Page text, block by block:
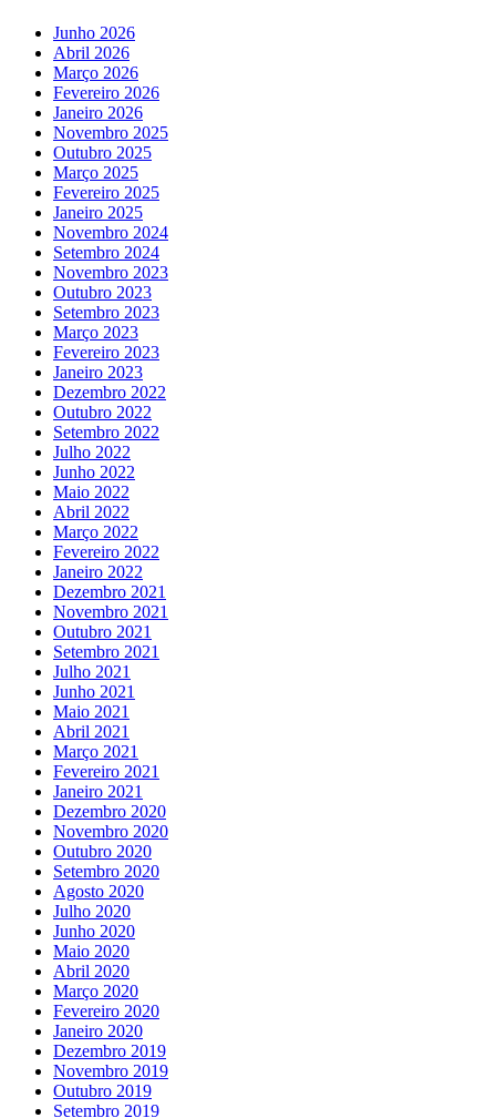
Junho 2026
Abril 2026
Março 2026
Fevereiro 2026
Janeiro 2026
Novembro 2025
Outubro 2025
Março 2025
Fevereiro 2025
Janeiro 2025
Novembro 2024
Setembro 2024
Novembro 2023
Outubro 2023
Setembro 2023
Março 2023
Fevereiro 2023
Janeiro 2023
Dezembro 2022
Outubro 2022
Setembro 2022
Julho 2022
Junho 2022
Maio 2022
Abril 2022
Março 2022
Fevereiro 2022
Janeiro 2022
Dezembro 2021
Novembro 2021
Outubro 2021
Setembro 2021
Julho 2021
Junho 2021
Maio 2021
Abril 2021
Março 2021
Fevereiro 2021
Janeiro 2021
Dezembro 2020
Novembro 2020
Outubro 2020
Setembro 2020
Agosto 2020
Julho 2020
Junho 2020
Maio 2020
Abril 2020
Março 2020
Fevereiro 2020
Janeiro 2020
Dezembro 2019
Novembro 2019
Outubro 2019
Setembro 2019